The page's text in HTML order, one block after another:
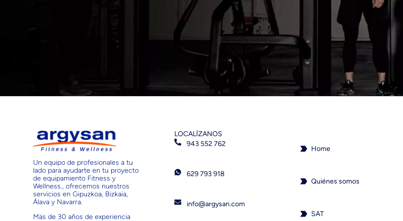
Un equipo de profesionales a tu
lado para ayudarte en tu proyecto
de equipamiento Fitness y
Wellness., ofrecemos nuestros
servicios en Gipuzkoa, Bizkaia,
Álava y Navarra.
Mäs de 30 años de experiencia
LOCALÍZANOS
943 552 762
629 793 918
info@argysan.com
Home
Quiénes somos
SAT